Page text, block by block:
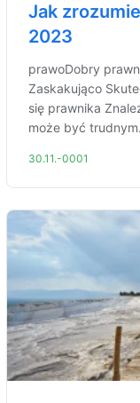
Jak
2023
prawoDobry
Zaskakująco
się prawnika
może być
30.11.-0001